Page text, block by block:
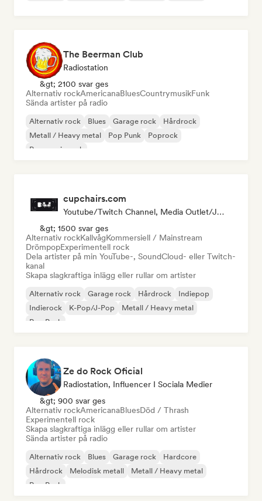
The Beerman Club
Radiostation
&gt; 2100 svar ges
Alternativ rockAmericanaBluesCountrymusikFunk
Sända artister på radio
Alternativ rock Blues Garage rock
Hårdrock
Metall / Heavy metal
Pop Punk
Poprock
Progressiv rock
cupchairs.com
Youtube/Twitch Channel, Media Outlet/Journalist
&gt; 1500 svar ges
Alternativ rockKallvågKommersiell / Mainstream
DrömpopExperimentell rock
Dela artister på min YouTube-, SoundCloud- eller Twitch-
kanal
Skapa slagkraftiga inlägg eller rullar om artister
Alternativ rock Garage rock Hårdrock
Indiepop
Indierock
K-Pop/J-Pop
Metall / Heavy metal
Pop Punk
Ze do Rock Oficial
Radiostation, Influencer I Sociala Medier
&gt; 900 svar ges
Alternativ rockAmericanaBluesDöd / Thrash
Experimentell rock
Skapa slagkraftiga inlägg eller rullar om artister
Sända artister på radio
Alternativ rock Blues Garage rock
Hardcore
Hårdrock
Melodisk metall
Metall / Heavy metal
Pop Punk